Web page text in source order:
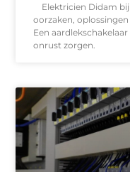
Elektricien Didam bij
oorzaken,
Een
onrust zorgen.